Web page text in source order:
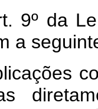
9º da
a